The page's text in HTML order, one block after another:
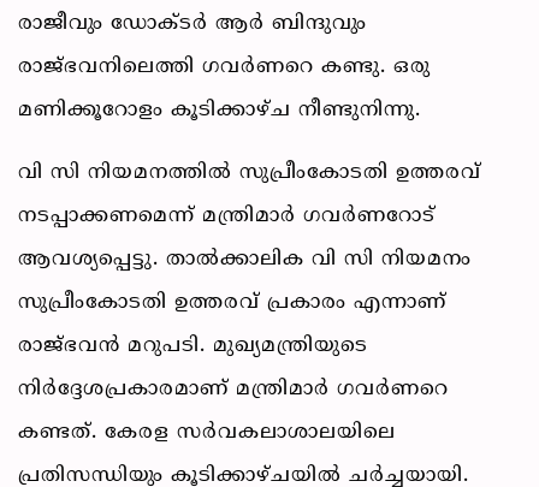
രാജീവും ഡോക്ടർ ആർ ബിന്ദുവും
രാജ്ഭവനിലെത്തി ഗവർണറെ കണ്ടു. ഒരു
മണിക്കൂറോളം കൂടിക്കാഴ്ച നീണ്ടുനിന്നു.
വി സി നിയമനത്തിൽ സുപ്രീംകോടതി ഉത്തരവ്
നടപ്പാക്കണമെന്ന് മന്ത്രിമാർ ഗവർണറോട്
ആവശ്യപ്പെട്ടു. താൽക്കാലിക വി സി നിയമനം
സുപ്രീംകോടതി ഉത്തരവ് പ്രകാരം എന്നാണ്
രാജ്ഭവൻ മറുപടി. മുഖ്യമന്ത്രിയുടെ
നിർദ്ദേശപ്രകാരമാണ് മന്ത്രിമാർ ​ഗവർണറെ
കണ്ടത്. കേരള സർവകലാശാലയിലെ
പ്രതിസന്ധിയും കൂടിക്കാഴ്ചയിൽ ചർച്ചയായി.